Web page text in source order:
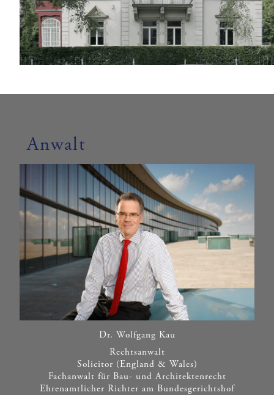
Anwalt
Dr. Wolfgang Kau
Rechtsanwalt
Solicitor (England & Wales)
Fachanwalt für Bau- und Architektenrecht
Ehrenamtlicher Richter am Bundesgerichtshof